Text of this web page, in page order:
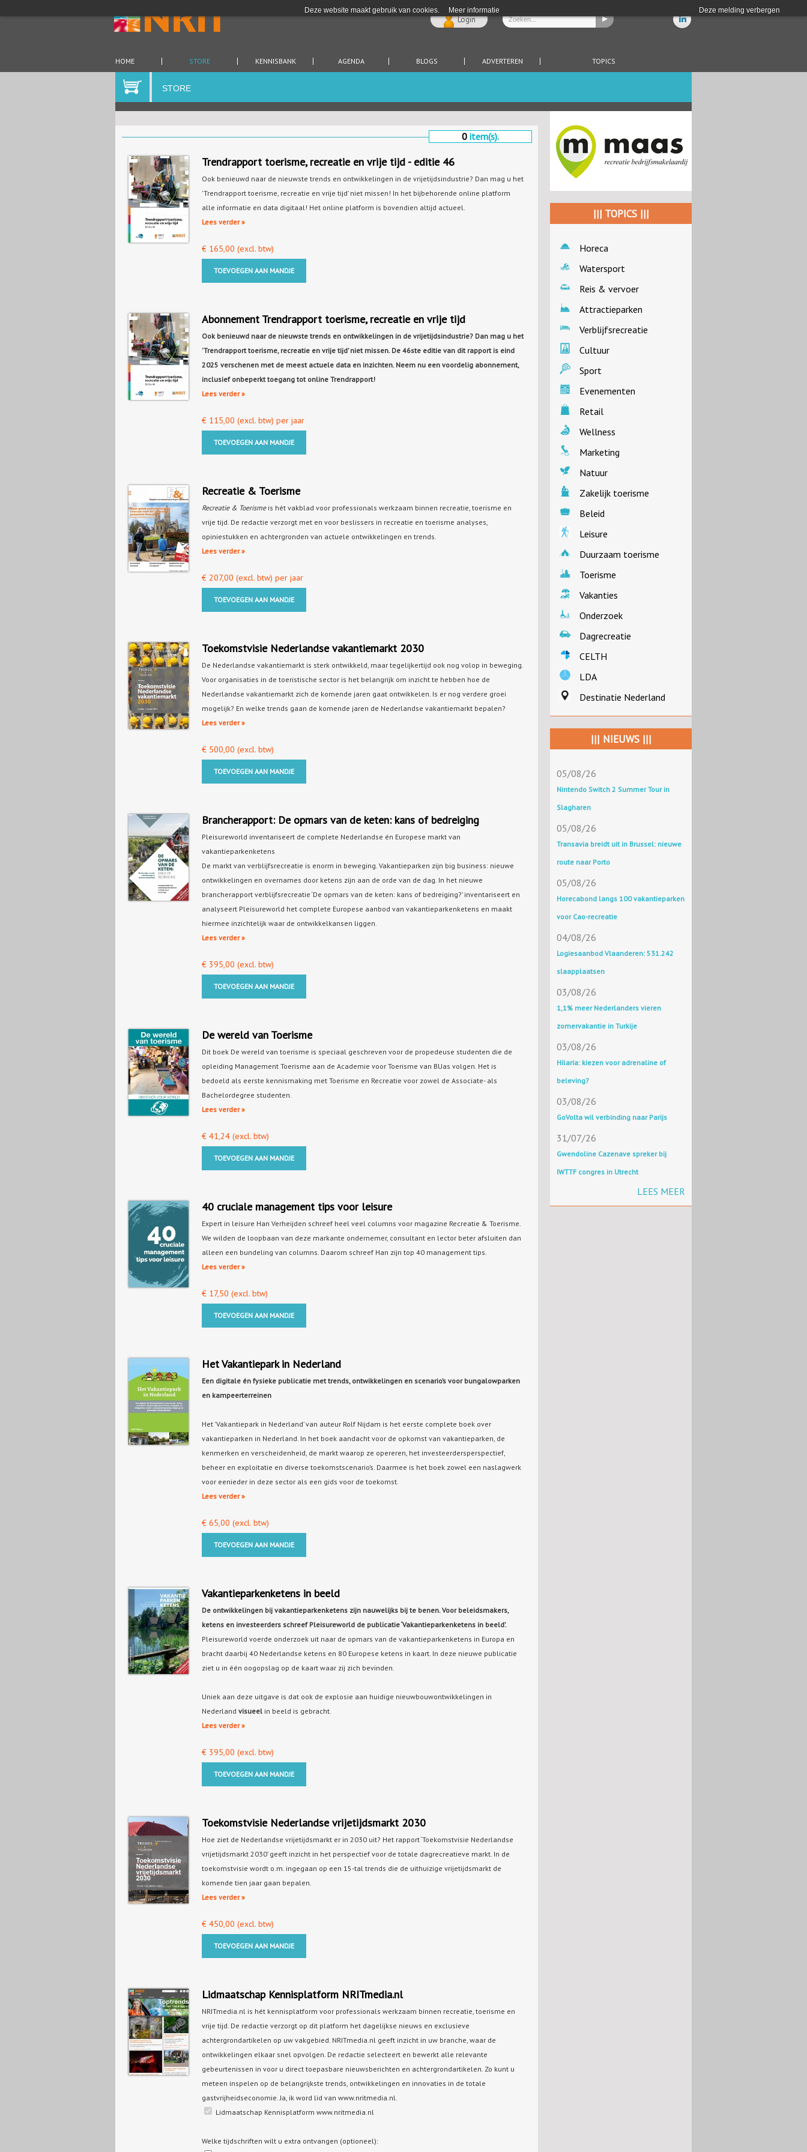
Deze website maakt gebruik van cookies. Meer informatie Deze melding verbergen
Login
HOME STORE KENNISBANK AGENDA BLOGS ADVERTEREN TOPICS
STORE
0 item(s).
Trendrapport toerisme, recreatie en vrije tijd - editie 46
Ook benieuwd naar de nieuwste trends en ontwikkelingen in de vrijetijdsindustrie? Dan mag u het
'Trendrapport toerisme, recreatie en vrije tijd’ niet missen! In het bijbehorende online platform
alle informatie en data digitaal! Het online platform is bovendien altijd actueel.
Lees verder »
€ 165,00 (excl. btw)
TOEVOEGEN AAN MANDJE
Abonnement Trendrapport toerisme, recreatie en vrije tijd
Ook benieuwd naar de nieuwste trends en ontwikkelingen in de vrijetijdsindustrie? Dan mag u het
'Trendrapport toerisme, recreatie en vrije tijd’ niet missen. De 46ste editie van dit rapport is eind
2025 verschenen met de meest actuele data en inzichten. Neem nu een voordelig abonnement,
inclusief onbeperkt toegang tot online Trendrapport!
Lees verder »
€ 115,00 (excl. btw) per jaar
TOEVOEGEN AAN MANDJE
Recreatie & Toerisme
Recreatie & Toerismeis hét vakblad voor professionals werkzaam binnen recreatie, toerisme en
vrije tijd. De redactie verzorgt met en voor beslissers in recreatie en toerisme analyses,
opiniestukken en achtergronden van actuele ontwikkelingen en trends.
Lees verder »
€ 207,00 (excl. btw) per jaar
TOEVOEGEN AAN MANDJE
Toekomstvisie Nederlandse vakantiemarkt 2030
De Nederlandse vakantiemarkt is sterk ontwikkeld, maar tegelijkertijd ook nog volop in beweging.
Voor organisaties in de toeristische sector is het belangrijk om inzicht te hebben hoe de
Nederlandse vakantiemarkt zich de komende jaren gaat ontwikkelen. Is er nog verdere groei
mogelijk? En welke trends gaan de komende jaren de Nederlandse vakantiemarkt bepalen?
Lees verder »
€ 500,00 (excl. btw)
TOEVOEGEN AAN MANDJE
Brancherapport: De opmars van de keten: kans of bedreiging
Pleisureworld inventariseert de complete Nederlandse én Europese markt van
vakantieparkenketens
De markt van verblijfsrecreatie is enorm in beweging. Vakantieparken zijn big business: nieuwe
ontwikkelingen en overnames door ketens zijn aan de orde van de dag. In het nieuwe
brancherapport verblijfsrecreatie ‘De opmars van de keten: kans of bedreiging?’ inventariseert en
analyseert Pleisureworld het complete Europese aanbod van vakantieparkenketens en maakt
hiermee inzichtelijk waar de ontwikkelkansen liggen.
Lees verder »
€ 395,00 (excl. btw)
TOEVOEGEN AAN MANDJE
De wereld van Toerisme
Dit boek De wereld van toerisme is speciaal geschreven voor de propedeuse studenten die de
opleiding Management Toerisme aan de Academie voor Toerisme van BUas volgen. Het is
bedoeld als eerste kennismaking met Toerisme en Recreatie voor zowel de Associate- als
Bachelordegree studenten.
Lees verder »
€ 41,24 (excl. btw)
TOEVOEGEN AAN MANDJE
40 cruciale management tips voor leisure
Expert in leisure Han Verheijden schreef heel veel columns voor magazine Recreatie & Toerisme.
We wilden de loopbaan van deze markante ondernemer, consultant en lector beter afsluiten dan
alleen een bundeling van columns. Daarom schreef Han zijn top 40 management tips.
Lees verder »
€ 17,50 (excl. btw)
TOEVOEGEN AAN MANDJE
Het Vakantiepark in Nederland
Een digitale én fysieke publicatie met trends, ontwikkelingen en scenario’s voor bungalowparken
en kampeerterreinen
Het 'Vakantiepark in Nederland’ van auteur Rolf Nijdam is het eerste complete boek over
vakantieparken in Nederland. In het boek aandacht voor de opkomst van vakantieparken, de
kenmerken en verscheidenheid, de markt waarop ze opereren, het investeerdersperspectief,
beheer en exploitatie en diverse toekomstscenario’s. Daarmee is het boek zowel een naslagwerk
voor eenieder in deze sector als een gids voor de toekomst.
Lees verder »
€ 65,00 (excl. btw)
TOEVOEGEN AAN MANDJE
Vakantieparkenketens in beeld
De ontwikkelingen bij vakantieparkenketens zijn nauwelijks bij te benen. Voor beleidsmakers,
ketens en investeerders schreef Pleisureworld de publicatie ‘Vakantieparkenketens in beeld’.
Pleisureworld voerde onderzoek uit naar de opmars van de vakantieparkenketens in Europa en
bracht daarbij 40 Nederlandse ketens en 80 Europese ketens in kaart. In deze nieuwe publicatie
ziet u in één oogopslag op de kaart waar zij zich bevinden.
Uniek aan deze uitgave is dat ook de explosie aan huidige nieuwbouwontwikkelingen in
Nederland visueel in beeld is gebracht.
Lees verder »
€ 395,00 (excl. btw)
TOEVOEGEN AAN MANDJE
Toekomstvisie Nederlandse vrijetijdsmarkt 2030
Hoe ziet de Nederlandse vrijetijdsmarkt er in 2030 uit? Het rapport ‘Toekomstvisie Nederlandse
vrijetijdsmarkt 2030’ geeft inzicht in het perspectief voor de totale dagrecreatieve markt. In de
toekomstvisie wordt o.m. ingegaan op een 15-tal trends die de uithuizige vrijetijdsmarkt de
komende tien jaar gaan bepalen.
Lees verder »
€ 450,00 (excl. btw)
TOEVOEGEN AAN MANDJE
Lidmaatschap Kennisplatform NRITmedia.nl
NRITmedia.nl is hét kennisplatform voor professionals werkzaam binnen recreatie, toerisme en
vrije tijd. De redactie verzorgt op dit platform het dagelijkse nieuws en exclusieve
achtergrondartikelen op uw vakgebied. NRITmedia.nl geeft inzicht in uw branche, waar de
ontwikkelingen elkaar snel opvolgen. De redactie selecteert en bewerkt alle relevante
gebeurtenissen in voor u direct toepasbare nieuwsberichten en achtergrondartikelen. Zo kunt u
meteen inspelen op de belangrijkste trends, ontwikkelingen en innovaties in de totale
gastvrijheidseconomie.Ja, ik word lid van www.nritmedia.nl.
Lidmaatschap Kennisplatform www.nritmedia.nl
Welke tijdschriften wilt u extra ontvangen (optioneel):
||| TOPICS |||
Horeca
Watersport
Reis & vervoer
Attractieparken
Verblijfsrecreatie
Cultuur
Sport
Evenementen
Retail
Wellness
Marketing
Natuur
Zakelijk toerisme
Beleid
Leisure
Duurzaam toerisme
Toerisme
Vakanties
Onderzoek
Dagrecreatie
CELTH
LDA
Destinatie Nederland
||| NIEUWS |||
05/08/26
Nintendo Switch 2 Summer Tour in
Slagharen
05/08/26
Transavia breidt uit in Brussel: nieuwe
route naar Porto
05/08/26
Horecabond langs 100 vakantieparken
voor Cao-recreatie
04/08/26
Logiesaanbod Vlaanderen: 531.242
slaapplaatsen
03/08/26
1,1% meer Nederlanders vieren
zomervakantie in Turkije
03/08/26
Hilaria: kiezen voor adrenaline of
beleving?
03/08/26
GoVolta wil verbinding naar Parijs
31/07/26
Gwendoline Cazenave spreker bij
IWTTF congres in Utrecht
LEES MEER